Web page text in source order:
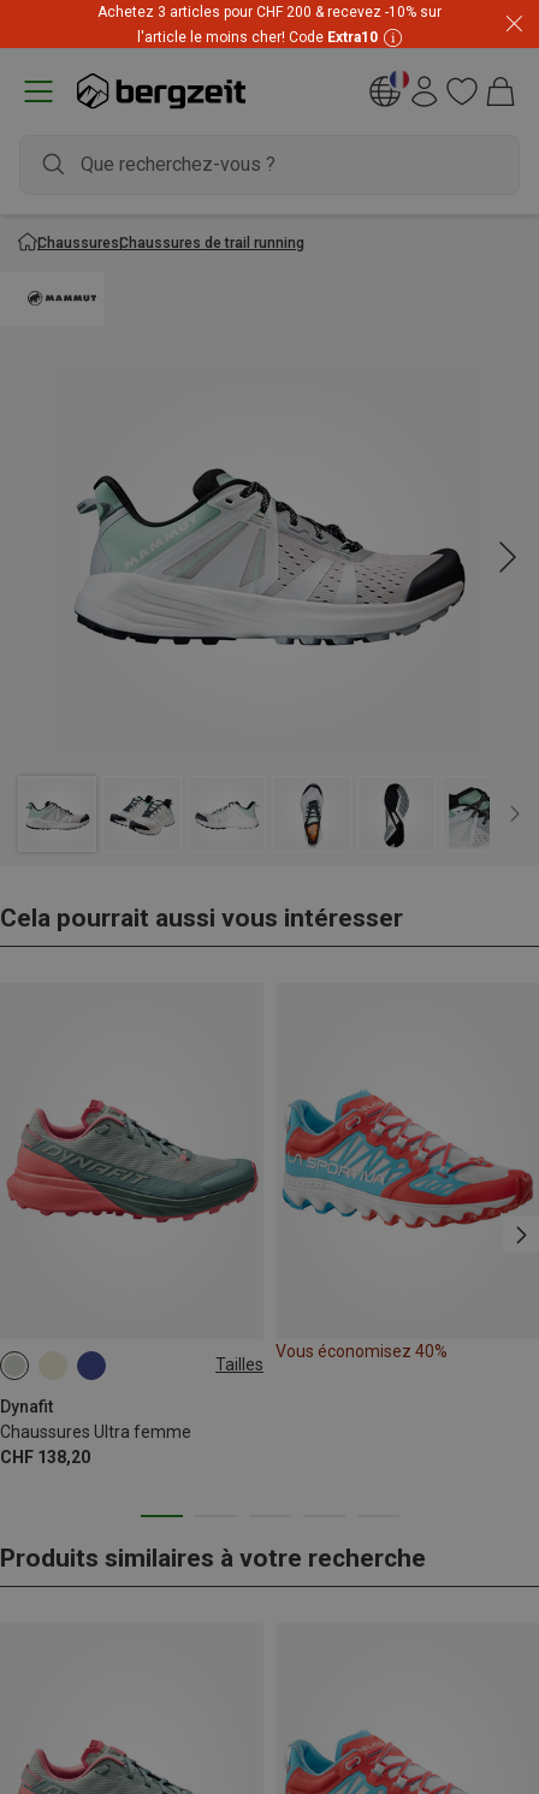
Prix imbattables ! Jusqu'à -60 % pendant les soldes d'été
Achetez 3 articles pour CHF 200 & recevez -10% sur
l'article le moins cher! Code Extra10
ChaussuresChaussures de trail running
Cela pourrait aussi vous intéresser
Tailles
Dynafit
Chaussures Ultra femme
CHF 138,20
Vous économisez 40%
Produits similaires à votre recherche